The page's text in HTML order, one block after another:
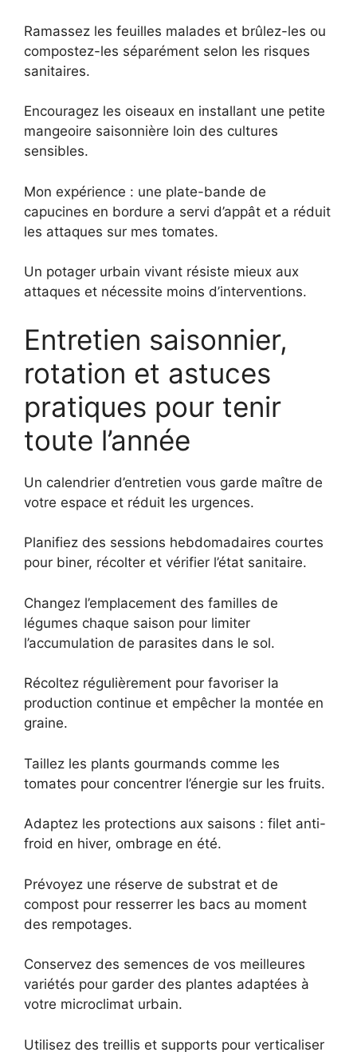
Ramassez les feuilles malades et brûlez-les ou
compostez-les séparément selon les risques
sanitaires.
Encouragez les oiseaux en installant une petite
mangeoire saisonnière loin des cultures
sensibles.
Mon expérience : une plate-bande de
capucines en bordure a servi d’appât et a réduit
les attaques sur mes tomates.
Un potager urbain vivant résiste mieux aux
attaques et nécessite moins d’interventions.
Entretien saisonnier,
rotation et astuces
pratiques pour tenir
toute l’année
Un calendrier d’entretien vous garde maître de
votre espace et réduit les urgences.
Planifiez des sessions hebdomadaires courtes
pour biner, récolter et vérifier l’état sanitaire.
Changez l’emplacement des familles de
légumes chaque saison pour limiter
l’accumulation de parasites dans le sol.
Récoltez régulièrement pour favoriser la
production continue et empêcher la montée en
graine.
Taillez les plants gourmands comme les
tomates pour concentrer l’énergie sur les fruits.
Adaptez les protections aux saisons : filet anti-
froid en hiver, ombrage en été.
Prévoyez une réserve de substrat et de
compost pour resserrer les bacs au moment
des rempotages.
Conservez des semences de vos meilleures
variétés pour garder des plantes adaptées à
votre microclimat urbain.
Utilisez des treillis et supports pour verticaliser